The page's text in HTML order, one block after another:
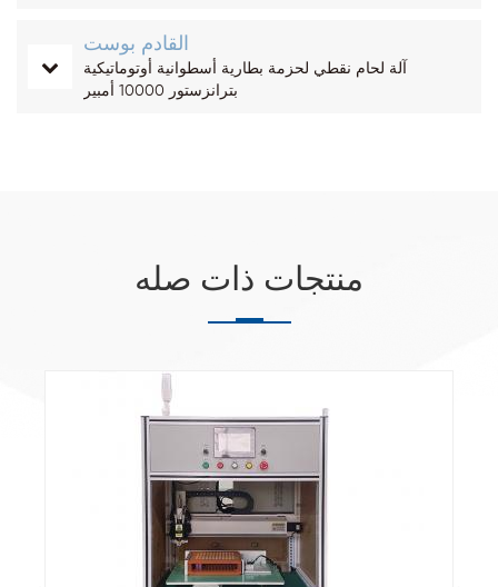
القادم بوست
آلة لحام نقطي لحزمة بطارية أسطوانية أوتوماتيكية
بترانزستور 10000 أمبير
منتجات ذات صله